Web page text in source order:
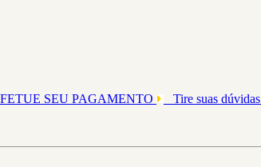
SEU PAGAMENTO Tire suas dúvidas